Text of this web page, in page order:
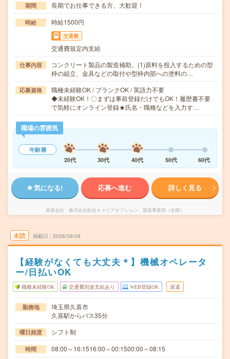
期間 長期でお仕事できる方、大歓迎！
時給 時給1500円
交通費
交通費規定内支給
仕事内容
コンクリート製品の製造補助。(1)原料を投入するための型
枠の組立、金具などの取付や型枠内部への塗料の…
応募資格
職種未経験OK / ブランクOK / 英語力不要
◆未経験OK！〇まずは事前登録だけでもOK！履歴書不要
で気軽にオンライン登録★氏名・職種などを入力す…
職場の雰囲気
年齢層
20代
30代 40代 50代 60代
気になる! 応募へ進む 詳しく見る
派遣会社 株式会社綜合キャリアオプション 製造事業部（全国）
未読 掲載日 2026/08/08
【経験がなくても大丈夫＊】機械オペレータ
ー/日払いOK
職種未経験OK 交通費別途支給あり WEB登録OK 派遣
勤務地
埼玉県久喜市
久喜駅からバス35分
曜日頻度 シフト制
時間 08:00～16:1516:00～00:1500:00～08:15